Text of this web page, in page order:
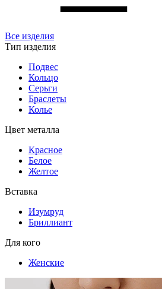
Все изделия
Тип изделия
Подвес
Кольцо
Серьги
Браслеты
Колье
Цвет металла
Красное
Белое
Желтое
Вставка
Изумруд
Бриллиант
Для кого
Женские